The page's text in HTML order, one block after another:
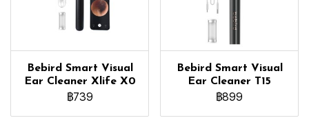
Bebird Smart Visual
Ear Cleaner Xlife X0
฿739
Bebird Smart Visual
Ear Cleaner T15
฿899